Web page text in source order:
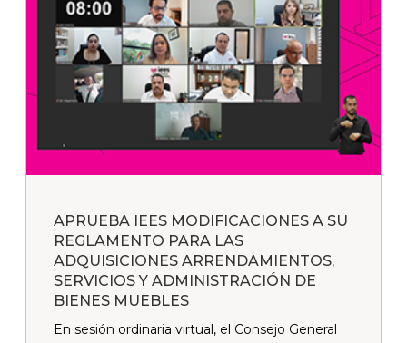
APRUEBA IEES MODIFICACIONES A SU
REGLAMENTO PARA LAS
ADQUISICIONES ARRENDAMIENTOS,
SERVICIOS Y ADMINISTRACIÓN DE
BIENES MUEBLES
En sesión ordinaria virtual, el Consejo General